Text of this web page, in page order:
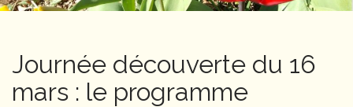
Journée découverte du 16
mars : le programme